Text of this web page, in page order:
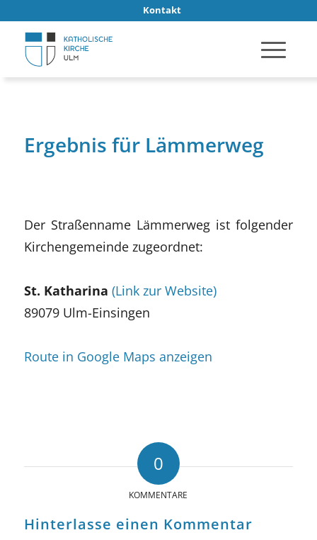
Kontakt
Ergebnis für Lämmerweg
Der Straßenname Lämmerweg ist folgender
Kirchengemeinde zugeordnet:
St. Katharina (Link zur Website)
89079 Ulm-Einsingen
Route in Google Maps anzeigen
0
KOMMENTARE
Hinterlasse einen Kommentar